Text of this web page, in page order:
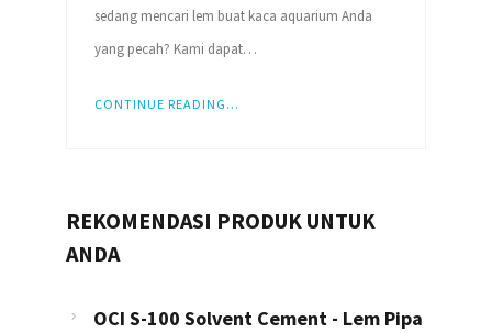
sedang mencari lem buat kaca aquarium Anda
yang pecah? Kami dapat…
CONTINUE READING...
REKOMENDASI PRODUK UNTUK
ANDA
OCI S-100 Solvent Cement - Lem Pipa